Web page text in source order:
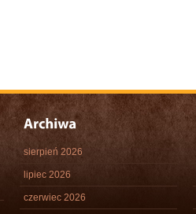
sierpień 2026
lipiec 2026
czerwiec 2026